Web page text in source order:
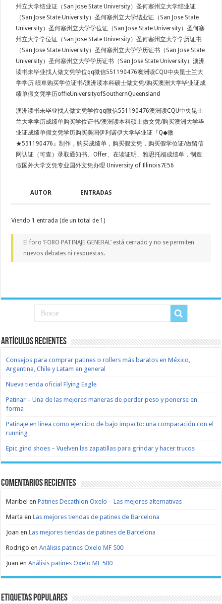
州立大学结业证（San Jose State University）圣何塞州立大学结业证
（San Jose State University）圣何塞州立大学结业证（San Jose State
University）圣何塞州立大学学位证（San Jose State University）圣何塞
州立大学学位证（San Jose State University）圣何塞州立大学学历证书
（San Jose State University）圣何塞州立大学学历证书（San Jose State
University）圣何塞州立大学学历证书（San Jose State University）澳洲
读书未毕业找人做文凭学位qq微信551190476澳洲读CQU中央昆士兰大
学学历 绩单购买学位证书/澳洲读本科硕士做文凭/购买澳洲大学毕业证成
绩单假文凭学历offieUniversityofSouthernQueensland
澳洲读书未毕业找人做文凭学位qq微信551190476澳洲读CQU中央昆士
兰大学学历成绩单购买学位证书/澳洲读本科硕士做文凭/购买澳洲大学毕
业证成绩单假文凭学历购买美国伊利诺伊大学毕业证『Q◆微
★551190476』制作，购买成绩单，购买假文凭，购买假学位证/做留信
网认证（可查）录取通知书、Offer、在读证明、雅思托福成绩单，制造
假国外大学文凭专业国外文凭办理 University of Illinois7E56
AUTOR ENTRADAS
Viendo 1 entrada (de un total de 1)
El foro ‘FORO PATINAJE GENERAL’ está cerrado y no se permiten
nuevos debates ni respuestas.
Artículos recientes
Consejos para comprar patines o rollers más baratos en México,
Argentina, Chile y Latam en general
Nueva tienda oficial Flying Eagle
Patinar – Una de las mejores maneras de perder peso y ponerse en
forma
Patinaje en línea como ejercicio de bajo impacto: una comparación con el
running
Epic gind shoes – Vuelven las zapatillas para grindar y hacer trucos
Comentarios recientes
Maribel enPatines Decathlon Oxelo – Las mejores alternativas
Marta enLas mejores tiendas de patines de Barcelona
Joan enLas mejores tiendas de patines de Barcelona
Rodrigo enAnálisis patines Oxelo MF 500
Juan enAnálisis patines Oxelo MF 500
Etiquetas populares